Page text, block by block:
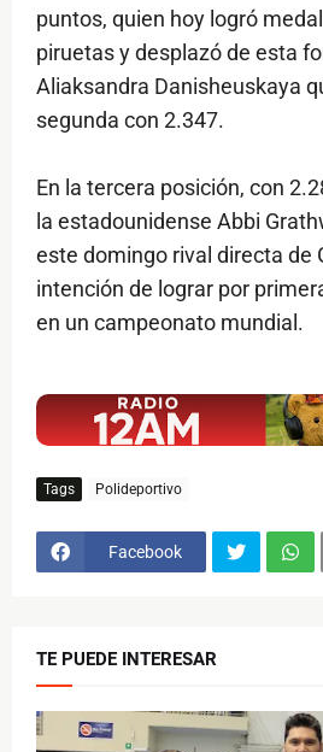
puntos, quien hoy logró
piruetas y desplazó de esta
Aliaksandra Danisheuskaya
segunda con 2.347.
En la tercera posición, con
la estadounidense Abbi
este domingo rival directa de
intención de lograr por
en un campeonato mundial.
Tags Polideportivo
Facebook
TE PUEDE INTERESAR